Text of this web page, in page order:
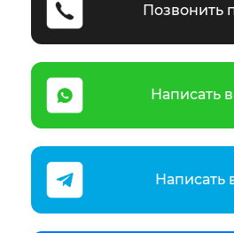
Позвонить
Написать
Написать